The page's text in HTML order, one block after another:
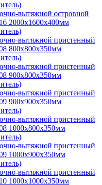
вытяжной островной
2000х1600х400мм
вытяжной пристенный
800х800х350мм
вытяжной пристенный
900х800х350мм
вытяжной пристенный
900х900х350мм
вытяжной пристенный
1000х800х350мм
вытяжной пристенный
1000х900х350мм
вытяжной пристенный
1000х1000х350мм